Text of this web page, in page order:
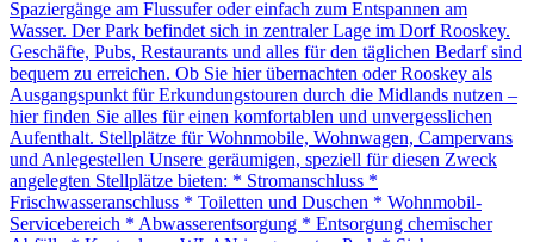
Spaziergänge am Flussufer oder einfach zum Entspannen am
Wasser. Der Park befindet sich in zentraler Lage im Dorf Rooskey.
Geschäfte, Pubs, Restaurants und alles für den täglichen Bedarf sind
bequem zu erreichen. Ob Sie hier übernachten oder Rooskey als
Ausgangspunkt für Erkundungstouren durch die Midlands nutzen –
hier finden Sie alles für einen komfortablen und unvergesslichen
Aufenthalt. Stellplätze für Wohnmobile, Wohnwagen, Campervans
und Anlegestellen Unsere geräumigen, speziell für diesen Zweck
angelegten Stellplätze bieten: * Stromanschluss *
Frischwasseranschluss * Toiletten und Duschen * Wohnmobil-
Servicebereich * Abwasserentsorgung * Entsorgung chemischer